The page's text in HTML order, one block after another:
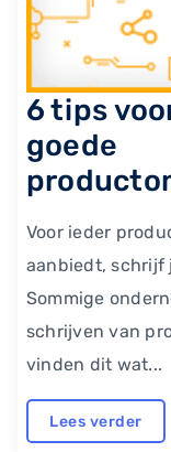
6 tips
goede
Voor ieder
aanbiedt, schrijf
Sommige
schrijven van
vinden dit wat...
Lees verder